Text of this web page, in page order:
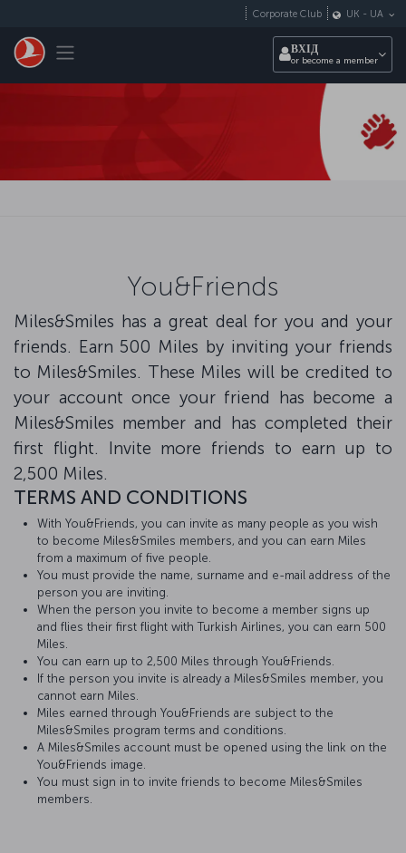
Toggle navigation
Corporate Club UK - UA
ВХІД
or become a member
You&Friends
Miles&Smiles has a great deal for you and your
friends. Earn 500 Miles by inviting your friends
to Miles&Smiles. These Miles will be credited to
your account once your friend has become a
Miles&Smiles member and has completed their
first flight. Invite more friends to earn up to
2,500 Miles.
TERMS AND CONDITIONS
With You&Friends, you can invite as many people as you wish
to become Miles&Smiles members, and you can earn Miles
from a maximum of five people.
You must provide the name, surname and e-mail address of the
person you are inviting.
When the person you invite to become a member signs up
and flies their first flight with Turkish Airlines, you can earn 500
Miles.
You can earn up to 2,500 Miles through You&Friends.
If the person you invite is already a Miles&Smiles member, you
cannot earn Miles.
Miles earned through You&Friends are subject to the
Miles&Smiles program terms and conditions.
A Miles&Smiles account must be opened using the link on the
You&Friends image.
You must sign in to invite friends to become Miles&Smiles
members.